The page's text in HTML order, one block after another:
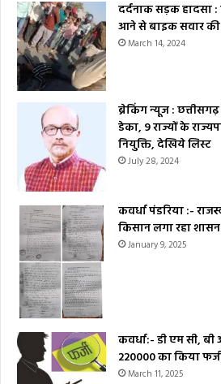
दर्दनाक सड़क हादसा
आने से बाइक सवार
March 14, 2024
ब्रेकिंग न्यूज :
डेका, 9 राज्यों के
नियुक्ति, देखिये लिस्ट
July 28, 2024
कवर्धा पंडरिया :-
किसान लगा रहा
January 9, 2025
कवर्धा:- डी एम सी,
₹220000 का किया
March 11, 2025